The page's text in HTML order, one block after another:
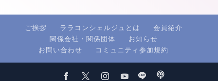
ご挨拶 ララコンシェルジュとは
会員紹介
関係会社・関係団体
お知らせ
お問い合わせ
コミュニティ参加規約